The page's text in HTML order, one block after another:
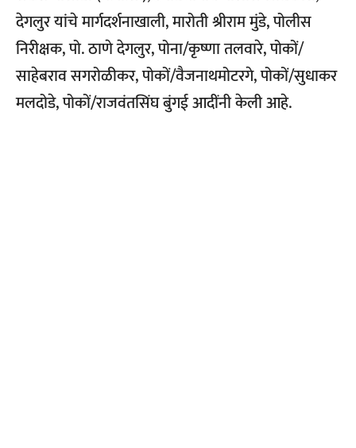
देगलुर यांचे मार्गदर्शनाखाली, मारोती श्रीराम मुंडे, पोलीस
निरीक्षक, पो. ठाणे देगलुर, पोना/कृष्णा तलवारे, पोकों/
साहेबराव सगरोळीकर, पोकों/वैजनाथमोटरगे, पोकों/सुधाकर
मलदोडे, पोकों/राजवंतसिंघ बुंगई आदींनी केली आहे.